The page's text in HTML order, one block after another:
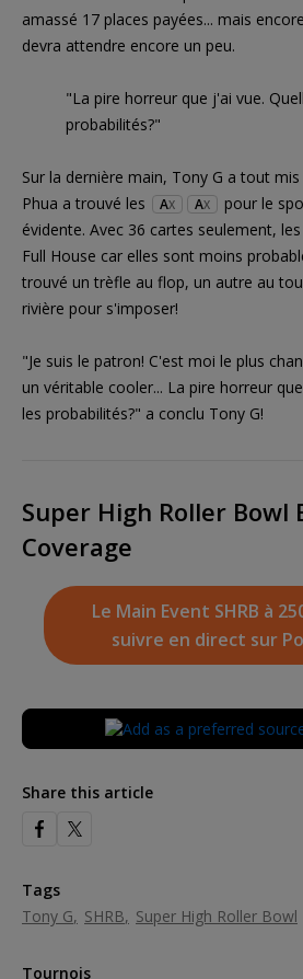
amassé 17 places payées... mais
devra attendre encore un peu.
"La pire horreur que j'ai vue.
probabilités?"
Sur la dernière main, Tony G a tout
Phua a trouvé les
AX AX
pour le
évidente. Avec 36 cartes seulement,
Full House car elles sont moins
trouvé un trèfle au flop, un autre au
rivière pour s'imposer!
"Je suis le patron! C'est moi le plus
un véritable cooler... La pire horreur
les probabilités?" a conclu Tony G!
Super High Roller Bowl
Coverage
Le Main Event SHRB à
suivre en direct sur
Share this article
Tags
Tony G
SHRB Super High Roller Bowl
Tournois